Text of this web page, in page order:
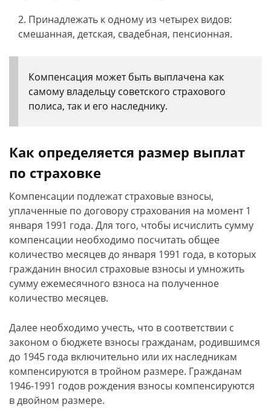
Принадлежать к одному из четырех видов:
смешанная, детская, свадебная, пенсионная.
Компенсация может быть выплачена как
самому владельцу советского страхового
полиса, так и его наследнику.
Как определяется размер выплат
по страховке
Компенсации подлежат страховые взносы,
уплаченные по договору страхования на момент 1
января 1991 года. Для того, чтобы исчислить сумму
компенсации необходимо посчитать общее
количество месяцев до января 1991 года, в которых
гражданин вносил страховые взносы и умножить
сумму ежемесячного взноса на полученное
количество месяцев.
Далее необходимо учесть, что в соответствии с
законом о бюджете взносы гражданам, родившимся
до 1945 года включительно или их наследникам
компенсируются в тройном размере. Гражданам
1946-1991 годов рождения взносы компенсируются
в двойном размере.